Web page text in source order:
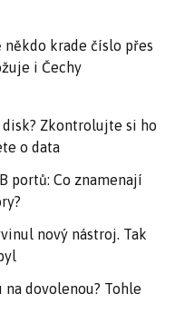
někdo krade číslo přes
i Čechy
Zkontrolujte si ho
o data
portů: Co znamenají
nový nástroj. Tak
dovolenou? Tohle